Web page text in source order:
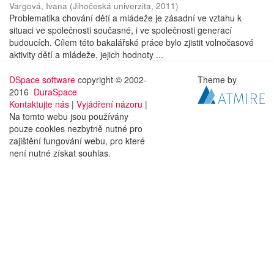
Vargová, Ivana (Jihočeská univerzita, 2011)
Problematika chování dětí a mládeže je zásadní ve vztahu k
situaci ve společnosti současné, i ve společnosti generací
budoucích. Cílem této bakalářské práce bylo zjistit volnočasové
aktivity dětí a mládeže, jejich hodnoty ...
DSpace software copyright © 2002-
2016 DuraSpace
Kontaktujte nás | Vyjádření názoru |
Na tomto webu jsou používány
pouze cookies nezbytně nutné pro
zajištění fungování webu, pro které
není nutné získat souhlas.
Theme by